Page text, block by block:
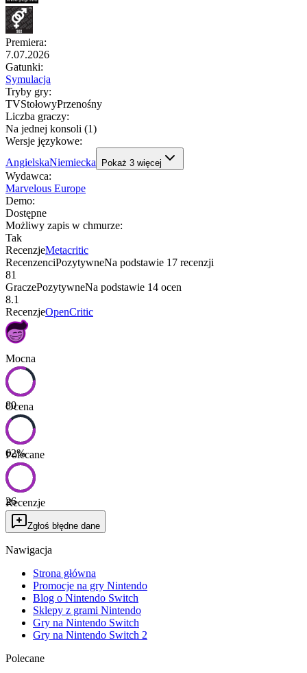
Premiera:
7.07.2026
Gatunki:
Symulacja
Tryby gry:
TVStołowyPrzenośny
Liczba graczy:
Na jednej konsoli (1)
Wersje językowe:
AngielskaNiemiecka Pokaż 3 więcej
Wydawca:
Marvelous Europe
Demo:
Dostępne
Możliwy zapis w chmurze:
Tak
RecenzjeMetacritic
RecenzenciPozytywneNa podstawie 17 recenzji
81
GraczePozytywneNa podstawie 14 ocen
8.1
RecenzjeOpenCritic
Mocna
80
Ocena
62%
Polecane
26
Recenzje
Zgłoś błędne dane
Nawigacja
Strona główna
Promocje na gry Nintendo
Blog o Nintendo Switch
Sklepy z grami Nintendo
Gry na Nintendo Switch
Gry na Nintendo Switch 2
Polecane